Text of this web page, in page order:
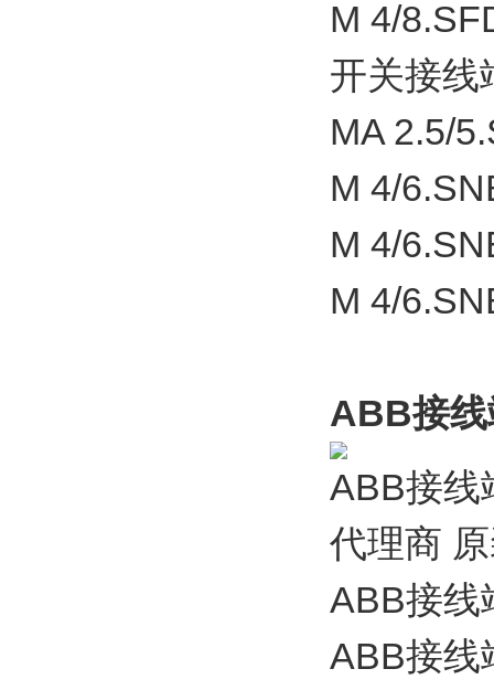
M 4/
开关接线
MA 2.5/
M 4/
M 4/
M 4/
ABB接
ABB接线
代理商
ABB接
ABB接线